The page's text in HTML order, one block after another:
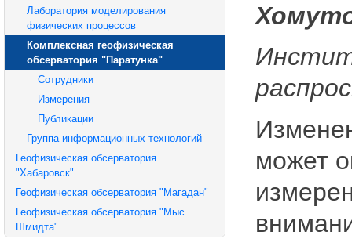
Лаборатория моделирования
физических процессов
Комплексная геофизическая
обсерватория "Паратунка"
Сотрудники
Измерения
Публикации
Группа информационных технологий
Геофизическая обсерватория
"Хабаровск"
Геофизическая обсерватория "Магадан"
Геофизическая обсерватория "Мыс
Шмидта"
может